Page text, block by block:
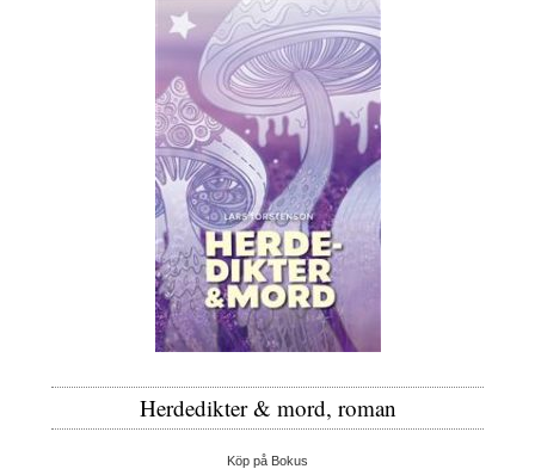
Herdedikter & mord, roman
Köp på Bokus